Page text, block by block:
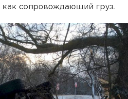
как сопровождающий груз.